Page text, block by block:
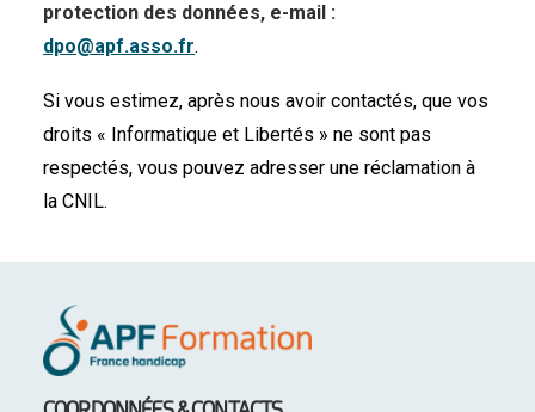
protection des données, e-mail :
dpo@apf.asso.fr.
Si vous estimez, après nous avoir contactés, que vos
droits « Informatique et Libertés » ne sont pas
respectés, vous pouvez adresser une réclamation à
la CNIL.